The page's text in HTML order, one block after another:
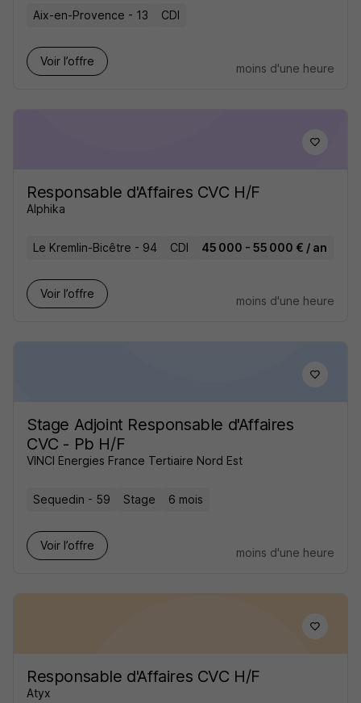
Aix-en-Provence - 13 CDI
Voir l’offre
moins d'une heure
Responsable d'Affaires CVC H/F
Alphika
Le Kremlin-Bicêtre - 94 CDI 45 000 - 55 000 € / an
Voir l’offre
moins d'une heure
Stage Adjoint Responsable d'Affaires
CVC - Pb H/F
VINCI Energies France Tertiaire Nord Est
Sequedin - 59 Stage 6 mois
Voir l’offre
moins d'une heure
Responsable d'Affaires CVC H/F
Atyx